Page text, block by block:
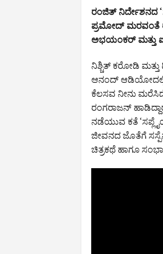
ರಂಜಿತ್‌ ನಿರ್ದೇಶನದ
ಪ್ರಮೋದ್‌ ಮರವಂತೆ
ಅಭಯಂಕರ್‌ ಮತ್ತು
ನಿಶ್ಚಿತ್‌ ಕರೋಡಿ
ಆನಂದ್‌
ಕೆಲಸವ ನೀನು
ರಂಗರಾಜನ್
ನಡೆಯುವ ಕತೆ
ಜೀವನದ ಜೊತೆಗೆ
ಚಿತ್ರಕಥೆ ಹಾಗೂ